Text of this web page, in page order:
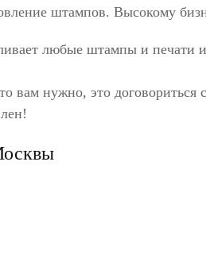
штампов. Высокому
любые штампы и печати
вам нужно, это договориться